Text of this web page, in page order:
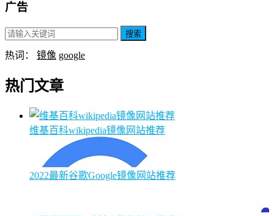
广告
搜索
热词： 镜像 google
热门文章
维基百科wikipedia镜像网站推荐
2022最新谷歌Google镜像网站推荐